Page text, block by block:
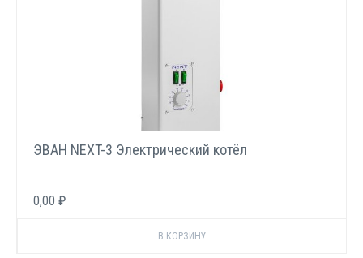
ЭВАН NEXT-3 Электрический котёл
0,00 ₽